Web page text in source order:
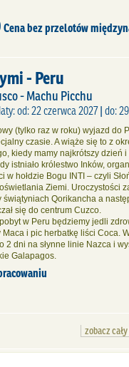
Cena bez przelotów
- Peru
- Machu Picchu
od: 22 czerwca 2027 | do:
(tylko raz w roku) wyjazd do
czasie. A wiąże się to z
kiedy mamy najkrótszy dzień
istniało królestwo Inków,
w hołdzie Bogu INTI – czyli
Ziemi. Uroczystości
świątyniach Qorikancha a
się do centrum Cuzco.
pobyt w Peru będziemy jedli
Maca i pic herbatkę liści Coca.
2 dni na słynne linie Nazca i
Galapagos.
zobacz